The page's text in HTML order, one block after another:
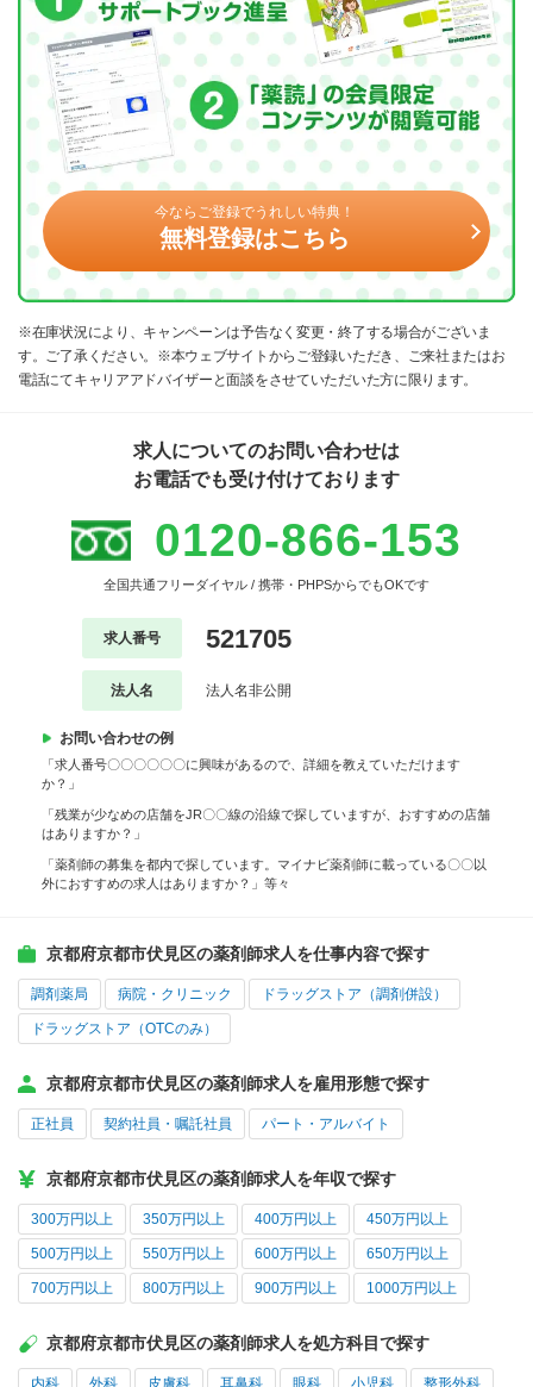
今ならご登録でうれしい特典！
無料登録はこちら
※在庫状況により、キャンペーンは予告なく変更・終了する場合がございま
す。ご了承ください。※本ウェブサイトからご登録いただき、ご来社またはお
電話にてキャリアアドバイザーと面談をさせていただいた方に限ります。
求人についてのお問い合わせは
お電話でも受け付けております
0120-866-153
全国共通フリーダイヤル / 携帯・PHPSからでもOKです
求人番号 521705
法人名 法人名非公開
お問い合わせの例
「求人番号〇〇〇〇〇〇に興味があるので、詳細を教えていただけます
か？」
「残業が少なめの店舗をJR〇〇線の沿線で探していますが、おすすめの店舗
はありますか？」
「薬剤師の募集を都内で探しています。マイナビ薬剤師に載っている〇〇以
外におすすめの求人はありますか？」等々
京都府京都市伏見区の薬剤師求人を仕事内容で探す
調剤薬局 病院・クリニック ドラッグストア（調剤併設）
ドラッグストア（OTCのみ）
京都府京都市伏見区の薬剤師求人を雇用形態で探す
正社員 契約社員・嘱託社員 パート・アルバイト
京都府京都市伏見区の薬剤師求人を年収で探す
300万円以上 350万円以上 400万円以上 450万円以上
500万円以上 550万円以上 600万円以上 650万円以上
700万円以上 800万円以上 900万円以上 1000万円以上
京都府京都市伏見区の薬剤師求人を処方科目で探す
内科 外科 皮膚科 耳鼻科 眼科 小児科 整形外科